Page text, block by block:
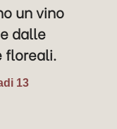
un vino
dalle
floreali.
13